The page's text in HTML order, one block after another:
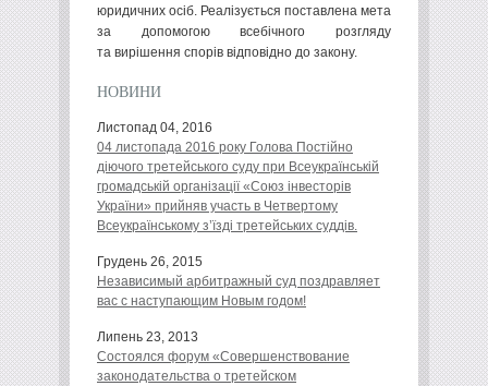
юридичних осіб. Реалізується поставлена мета
за допомогою всебічного розгляду
та вирішення спорів відповідно до закону.
НОВИНИ
Листопад 04, 2016
04 листопада 2016 року Голова Постійно
діючого третейського суду при Всеукраїнській
громадській організації «Союз інвесторів
України» прийняв участь в Четвертому
Всеукраїнському з’їзді третейських суддів.
Грудень 26, 2015
Независимый арбитражный суд поздравляет
вас с наступающим Новым годом!
Липень 23, 2013
Состоялся форум «Совершенствование
законодательства о третейском